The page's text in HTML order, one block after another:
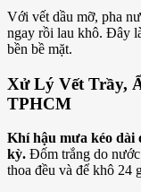
Với vết dầu mỡ, pha
ngay rồi lau khô. Đây
bền bề mặt.
Xử Lý Vết Trầy,
TPHCM
Khí hậu mưa kéo dài
kỳ. Đốm trắng do
thoa đều và để khô 24